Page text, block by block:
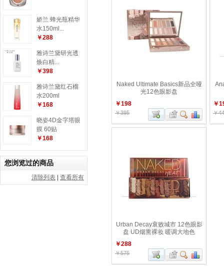
Naked Ultimate Basics新品全哑
光12色眼影盘
￥198
￥395
￥
￥
Urban Decay衰败城市 12色眼影
盘 UD烟熏裸妆 暖调大地色
￥288
￥575
娇兰 蜂光瓶精华
水150ml...
￥288
雅诗兰黛研光透
焕白精...
￥398
雅诗兰黛红石榴
水200ml
￥168
晓姿4D金字塔眼
膜 60贴
￥168
您浏览过的商品
清除列表 查看所有